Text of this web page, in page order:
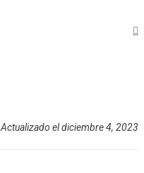
Actualizado el diciembre 4, 2023